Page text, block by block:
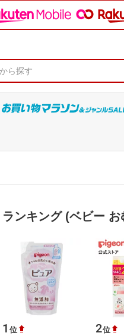
ランキング (ベビー お
1 位 2位